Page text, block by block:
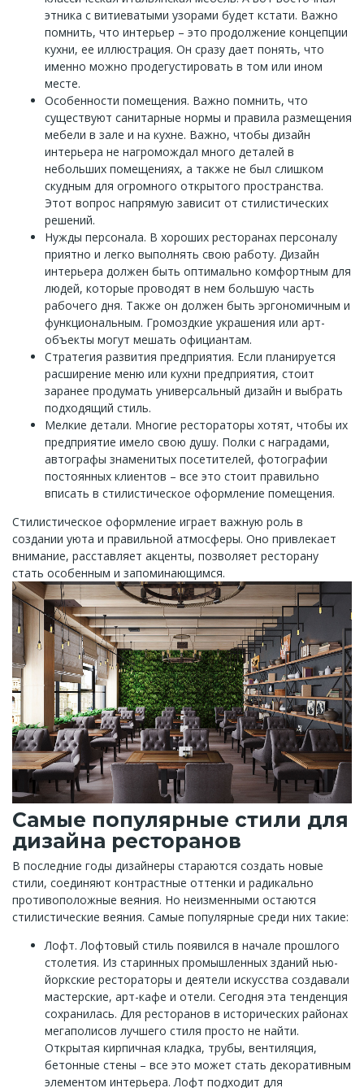
этника с витиеватыми узорами будет кстати. Важно
помнить, что интерьер – это продолжение концепции
кухни, ее иллюстрация. Он сразу дает понять, что
именно можно продегустировать в том или ином
месте.
Особенности помещения. Важно помнить, что
существуют санитарные нормы и правила размещения
мебели в зале и на кухне. Важно, чтобы дизайн
интерьера не нагромождал много деталей в
небольших помещениях, а также не был слишком
скудным для огромного открытого пространства.
Этот вопрос напрямую зависит от стилистических
решений.
Нужды персонала. В хороших ресторанах персоналу
приятно и легко выполнять свою работу. Дизайн
интерьера должен быть оптимально комфортным для
людей, которые проводят в нем большую часть
рабочего дня. Также он должен быть эргономичным и
функциональным. Громоздкие украшения или арт-
объекты могут мешать официантам.
Стратегия развития предприятия. Если планируется
расширение меню или кухни предприятия, стоит
заранее продумать универсальный дизайн и выбрать
подходящий стиль.
Мелкие детали. Многие рестораторы хотят, чтобы их
предприятие имело свою душу. Полки с наградами,
автографы знаменитых посетителей, фотографии
постоянных клиентов – все это стоит правильно
вписать в стилистическое оформление помещения.
Стилистическое оформление играет важную роль в
создании уюта и правильной атмосферы. Оно привлекает
внимание, расставляет акценты, позволяет ресторану
стать особенным и запоминающимся.
Самые популярные стили для
дизайна ресторанов
В последние годы дизайнеры стараются создать новые
стили, соединяют контрастные оттенки и радикально
противоположные веяния. Но неизменными остаются
стилистические веяния. Самые популярные среди них такие:
Лофт. Лофтовый стиль появился в начале прошлого
столетия. Из старинных промышленных зданий нью-
йоркские рестораторы и деятели искусства создавали
мастерские, арт-кафе и отели. Сегодня эта тенденция
сохранилась. Для ресторанов в исторических районах
мегаполисов лучшего стиля просто не найти.
Открытая кирпичная кладка, трубы, вентиляция,
бетонные стены – все это может стать декоративным
элементом интерьера. Лофт подходит для